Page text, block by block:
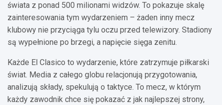
świata z ponad 500 milionami widzów. To pokazuje skalę
zainteresowania tym wydarzeniem – żaden inny mecz
klubowy nie przyciąga tylu oczu przed telewizory. Stadiony
są wypełnione po brzegi, a napięcie sięga zenitu.
Każde El Clasico to wydarzenie, które zatrzymuje piłkarski
świat. Media z całego globu relacjonują przygotowania,
analizują składy, spekulują o taktyce. To mecz, w którym
każdy zawodnik chce się pokazać z jak najlepszej strony,